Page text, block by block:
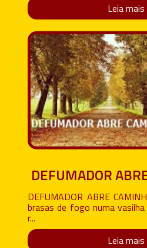
Leia mais
DEFUMADOR
DEFUMADOR ABRE
brasas de fogo numa
r...
Leia mais